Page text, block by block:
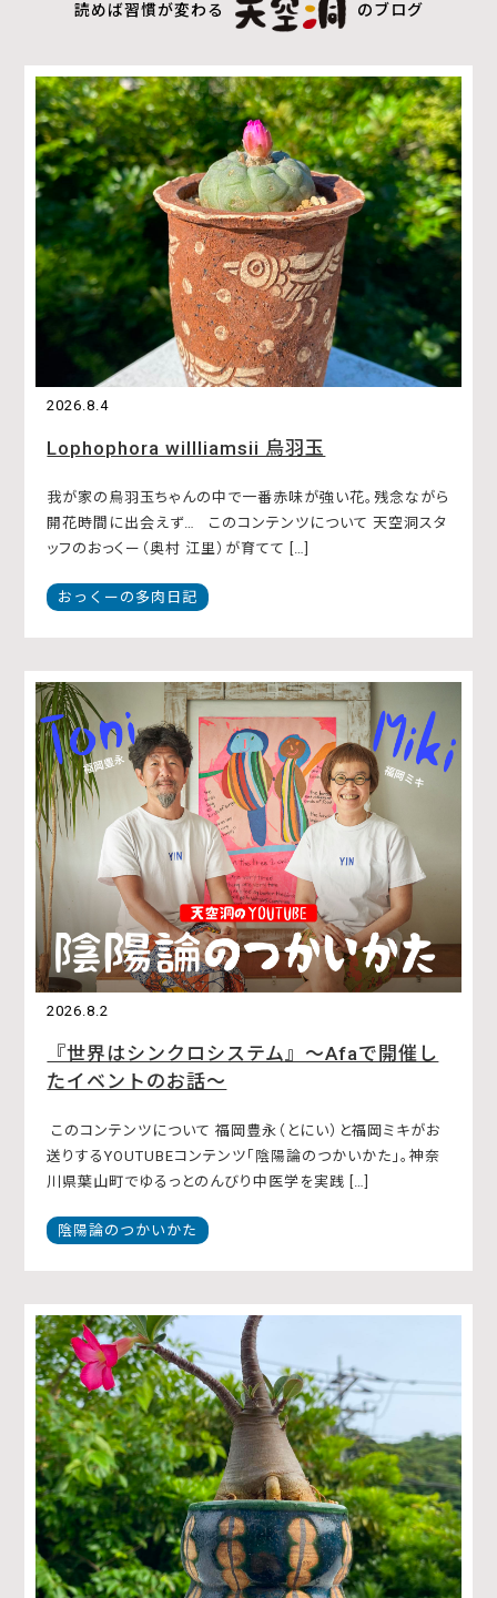
読めば習慣が変わる のブログ
2026.8.4
Lophophora willliamsii 烏羽玉
我が家の烏羽玉ちゃんの中で一番赤味が強い花。残念ながら
開花時間に出会えず… このコンテンツについて 天空洞スタ
ッフのおっくー（奥村 江里）が育てて […]
おっくーの多肉日記
2026.8.2
『世界はシンクロシステム』〜Afaで開催し
たイベントのお話〜
このコンテンツについて 福岡豊永（とにい）と福岡ミキがお
送りするYOUTUBEコンテンツ「陰陽論のつかいかた」。神奈
川県葉山町でゆるっとのんびり中医学を実践 […]
陰陽論のつかいかた